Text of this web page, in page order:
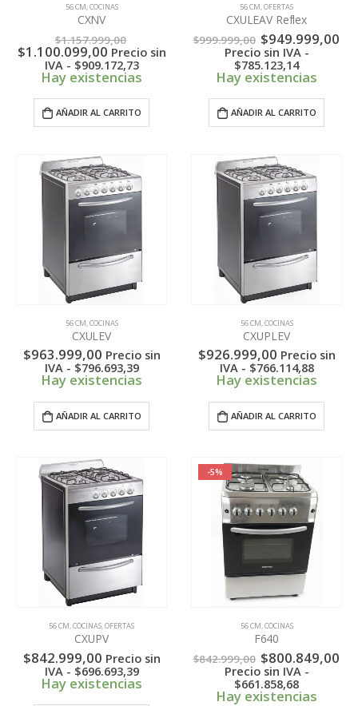
56 CM,COCINAS
CXNV
$1.157.999,00
precio
original
era:
$1.100.099,00El
precio
actual
$1.100.099,00.
Precio sin
IVA - $909.172,73
Hay existencias
AÑADIR AL CARRITO
56 CM,OFERTAS
CXULEAV Reflex
$999.999,00 El
precio
original
era:
$949.999,00
Precio sin IVA -
$785.123,14
Hay existencias
AÑADIR AL CARRITO
56 CM COCINAS
CXULEV
$963.999,00 Precio sin
IVA - $796.693,39
Hay existencias
AÑADIR AL CARRITO
56 CM COCINAS
CXUPLEV
$926.999,00 Precio sin
IVA - $766.114,88
Hay existencias
AÑADIR AL CARRITO
56 CM,COCINAS,OFERTAS
CXUPV
$842.999,00 Precio sin
IVA - $696.693,39
Hay existencias
-5%
56 CM,COCINAS
F640
$842.999,00 El
precio
original
era:
$800.849,00
Precio sin IVA -
$661.858,68
Hay existencias